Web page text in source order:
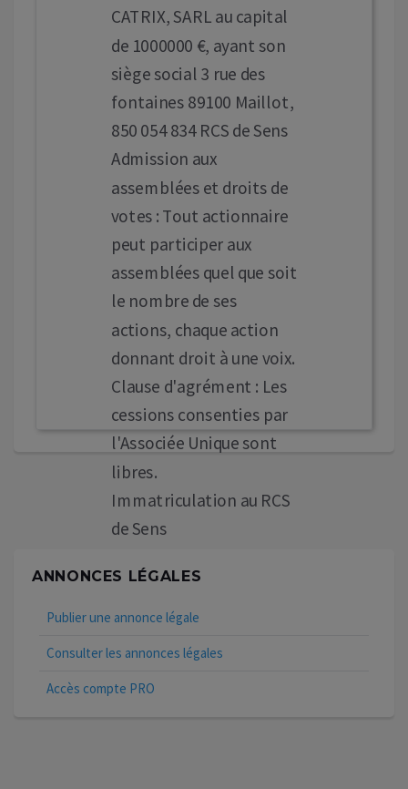
CATRIX, SARL au capital
de 1000000 €, ayant son
siège social 3 rue des
fontaines 89100 Maillot,
850 054 834 RCS de Sens
Admission aux
assemblées et droits de
votes : Tout actionnaire
peut participer aux
assemblées quel que soit
le nombre de ses
actions, chaque action
donnant droit à une voix.
Clause d'agrément : Les
cessions consenties par
l'Associée Unique sont
libres.
Immatriculation au RCS
de Sens
ANNONCES LÉGALES
Publier une annonce légale
Consulter les annonces légales
Accès compte PRO